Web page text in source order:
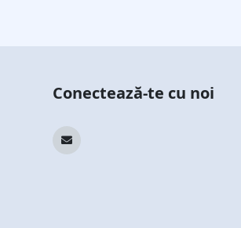
Conectează-te cu noi